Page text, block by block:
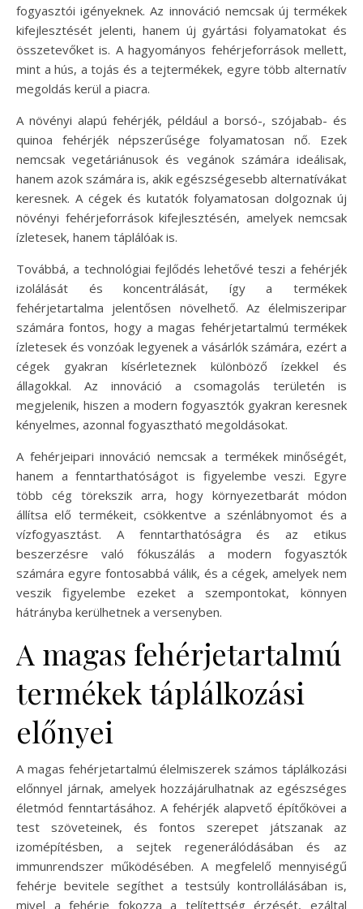
fogyasztói igényeknek. Az innováció nemcsak új termékek
kifejlesztését jelenti, hanem új gyártási folyamatokat és
összetevőket is. A hagyományos fehérjeforrások mellett,
mint a hús, a tojás és a tejtermékek, egyre több alternatív
megoldás kerül a piacra.
A növényi alapú fehérjék, például a borsó-, szójabab- és
quinoa fehérjék népszerűsége folyamatosan nő. Ezek
nemcsak vegetáriánusok és vegánok számára ideálisak,
hanem azok számára is, akik egészségesebb alternatívákat
keresnek. A cégek és kutatók folyamatosan dolgoznak új
növényi fehérjeforrások kifejlesztésén, amelyek nemcsak
ízletesek, hanem táplálóak is.
Továbbá, a technológiai fejlődés lehetővé teszi a fehérjék
izolálását és koncentrálását, így a termékek
fehérjetartalma jelentősen növelhető. Az élelmiszeripar
számára fontos, hogy a magas fehérjetartalmú termékek
ízletesek és vonzóak legyenek a vásárlók számára, ezért a
cégek gyakran kísérleteznek különböző ízekkel és
állagokkal. Az innováció a csomagolás területén is
megjelenik, hiszen a modern fogyasztók gyakran keresnek
kényelmes, azonnal fogyasztható megoldásokat.
A fehérjeipari innováció nemcsak a termékek minőségét,
hanem a fenntarthatóságot is figyelembe veszi. Egyre
több cég törekszik arra, hogy környezetbarát módon
állítsa elő termékeit, csökkentve a szénlábnyomot és a
vízfogyasztást. A fenntarthatóságra és az etikus
beszerzésre való fókuszálás a modern fogyasztók
számára egyre fontosabbá válik, és a cégek, amelyek nem
veszik figyelembe ezeket a szempontokat, könnyen
hátrányba kerülhetnek a versenyben.
A magas fehérjetartalmú
termékek táplálkozási
előnyei
A magas fehérjetartalmú élelmiszerek számos táplálkozási
előnnyel járnak, amelyek hozzájárulhatnak az egészséges
életmód fenntartásához. A fehérjék alapvető építőkövei a
test szöveteinek, és fontos szerepet játszanak az
izomépítésben, a sejtek regenerálódásában és az
immunrendszer működésében. A megfelelő mennyiségű
fehérje bevitele segíthet a testsúly kontrollálásában is,
mivel a fehérje fokozza a telítettség érzését, ezáltal